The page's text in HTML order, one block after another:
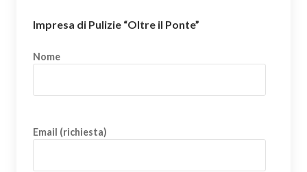
Impresa di Pulizie “Oltre il Ponte”
Nome
Email (richiesta)